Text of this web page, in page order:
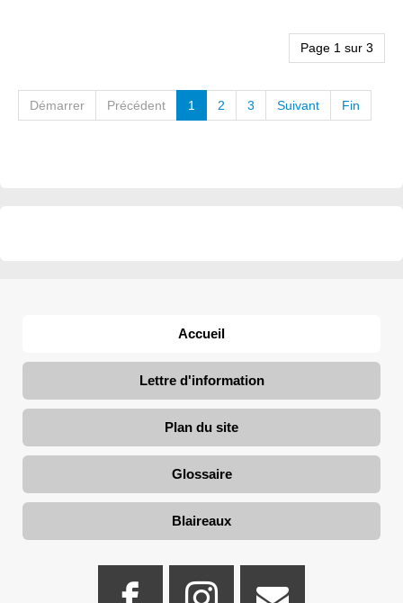
Page 1 sur 3
Démarrer Précédent 1 2 3 Suivant Fin
Accueil
Lettre d'information
Plan du site
Glossaire
Blaireaux